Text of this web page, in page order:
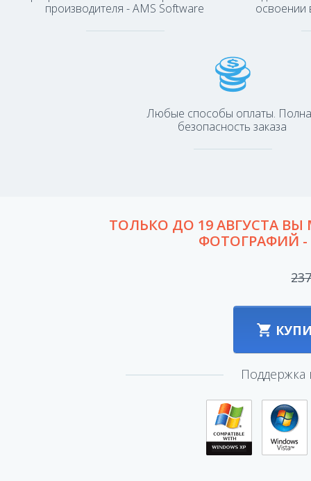
производителя - AMS Software
освоении
Любые способы оплаты.
безопасность заказа
ТОЛЬКО ДО 19 АВГУСТА
ФОТОГРАФИЙ -
Поддержка